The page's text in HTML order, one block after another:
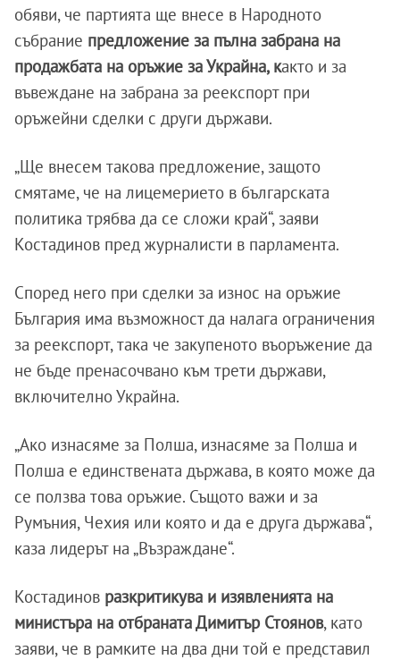
обяви, че партията ще внесе в Народното
събрание предложение за пълна забрана на
продажбата на оръжие за Украйна, както и за
въвеждане на забрана за реекспорт при
оръжейни сделки с други държави.
„Ще внесем такова предложение, защото
смятаме, че на лицемерието в българската
политика трябва да се сложи край“, заяви
Костадинов пред журналисти в парламента.
Според него при сделки за износ на оръжие
България има възможност да налага ограничения
за реекспорт, така че закупеното въоръжение да
не бъде пренасочвано към трети държави,
включително Украйна.
„Ако изнасяме за Полша, изнасяме за Полша и
Полша е единствената държава, в която може да
се ползва това оръжие. Същото важи и за
Румъния, Чехия или която и да е друга държава“,
каза лидерът на „Възраждане“.
Костадинов разкритикува и изявленията на
министъра на отбраната Димитър Стоянов, като
заяви, че в рамките на два дни той е представил